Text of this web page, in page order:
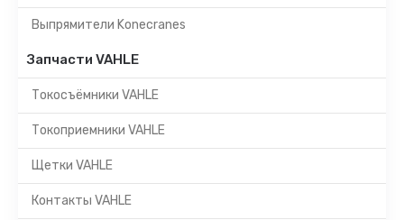
Выпрямители Konecranes
Запчасти VAHLE
Токосъёмники VAHLE
Токоприемники VAHLE
Щетки VAHLE
Контакты VAHLE